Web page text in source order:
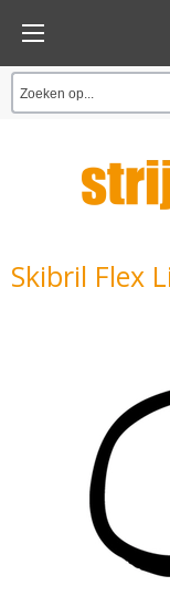
Skibril Flex